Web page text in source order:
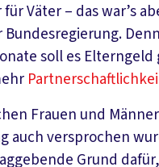
Väter – das war’s
soll es
Frauen und
auch versprochen
Grund